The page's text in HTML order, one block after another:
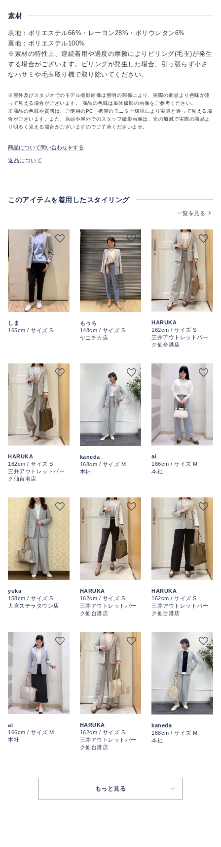
素材
表地：ポリエステル66%・レーヨン28%・ポリウレタン6%
裏地：ポリエステル100%
※素材の特性上、連続着用や過度の摩擦によりピリング(毛玉)が発生
する場合がございます。ピリングが発生した場合、引っ張らず小さ
なハサミや毛玉取り機で取り除いてください。
※屋外及びスタジオでのモデル撮影画像は照明の関係により、実際の商品より色味が違
って見える場合がございます。 商品の色味は単体撮影の画像をご参考ください。
※商品の色味や質感は、ご使用のPC・携帯のモニター環境により実際と違って見える場
合がございます。また、店頭や屋外でのスタッフ撮影画像は、光の加減で実際の商品よ
り明るく見える場合がございますのでご了承くださいませ。
商品について問い合わせをする
返品について
このアイテムを着用したスタイリング
一覧を見る
しま
165cm / サイズ S
もっち
148cm / サイズ S
ヤエチカ店
HARUKA
162cm / サイズ S
三井アウトレットパー
ク仙台港店
HARUKA
162cm / サイズ S
三井アウトレットパー
ク仙台港店
kaneda
168cm / サイズ M
本社
ai
166cm / サイズ M
本社
yuka
158cm / サイズ S
大宮ステラタウン店
HARUKA
162cm / サイズ S
三井アウトレットパー
ク仙台港店
HARUKA
162cm / サイズ S
三井アウトレットパー
ク仙台港店
ai
166cm / サイズ M
本社
HARUKA
162cm / サイズ S
三井アウトレットパー
ク仙台港店
kaneda
168cm / サイズ M
本社
もっと見る